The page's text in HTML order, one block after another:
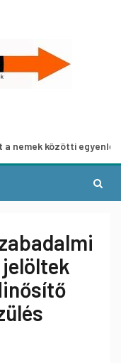
közötti egyenlőség